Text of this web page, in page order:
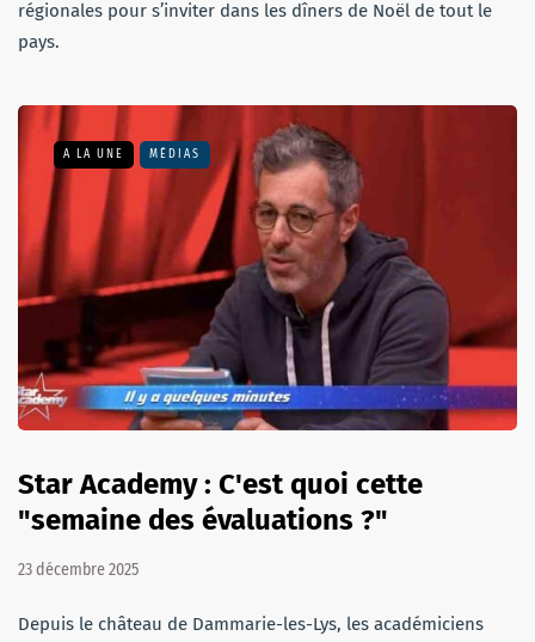
régionales pour s’inviter dans les dîners de Noël de tout le
pays.
A LA UNE MÉDIAS
Star Academy : C'est quoi cette
"semaine des évaluations ?"
23 décembre 2025
Depuis le château de Dammarie-les-Lys, les académiciens